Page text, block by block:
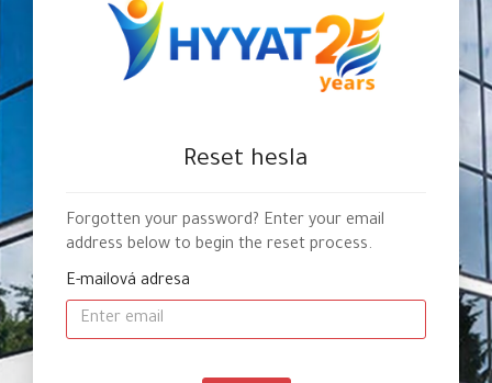
Reset hesla
Forgotten your password? Enter your email
address below to begin the reset process.
E-mailová adresa